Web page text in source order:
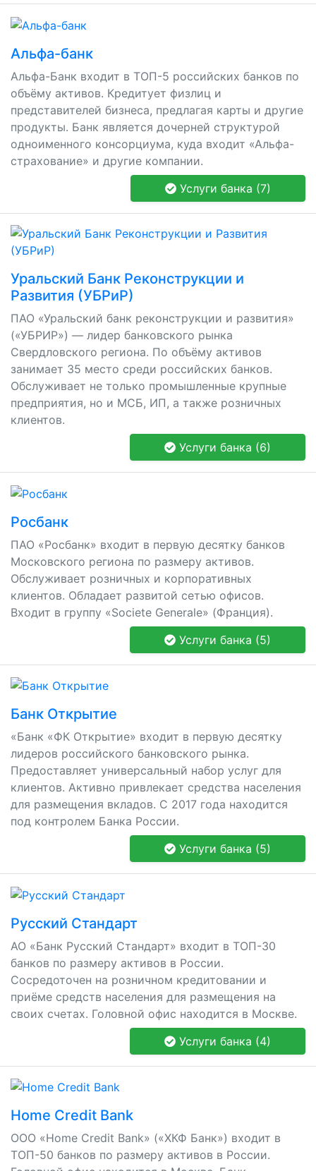
Альфа-банк
Альфа-Банк входит в ТОП-5 российских банков по
объёму активов. Кредитует физлиц и
представителей бизнеса, предлагая карты и другие
продукты. Банк является дочерней структурой
одноименного консорциума, куда входит «Альфа-
страхование» и другие компании.
Услуги банка (7)
Уральский Банк Реконструкции и
Развития (УБРиР)
ПАО «Уральский банк реконструкции и развития»
(«УБРИР») — лидер банковского рынка
Свердловского региона. По объёму активов
занимает 35 место среди российских банков.
Обслуживает не только промышленные крупные
предприятия, но и МСБ, ИП, а также розничных
клиентов.
Услуги банка (6)
Росбанк
ПАО «Росбанк» входит в первую десятку банков
Московского региона по размеру активов.
Обслуживает розничных и корпоративных
клиентов. Обладает развитой сетью офисов.
Входит в группу «Societe Generale» (Франция).
Услуги банка (5)
Банк Открытие
«Банк «ФК Открытие» входит в первую десятку
лидеров российского банковского рынка.
Предоставляет универсальный набор услуг для
клиентов. Активно привлекает средства населения
для размещения вкладов. С 2017 года находится
под контролем Банка России.
Услуги банка (5)
Русский Стандарт
АО «Банк Русский Стандарт» входит в ТОП-30
банков по размеру активов в России.
Сосредоточен на розничном кредитовании и
приёме средств населения для размещения на
своих счетах. Головной офис находится в Москве.
Услуги банка (4)
Home Credit Bank
ООО «Home Credit Bank» («ХКФ Банк») входит в
ТОП-50 банков по размеру активов в России.